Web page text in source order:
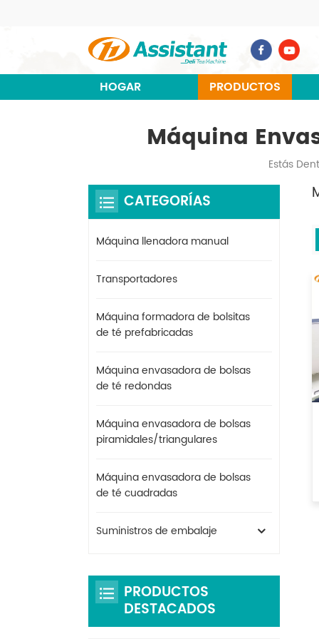
HOGAR PRODUCTOS
Máquina
Estás
CATEGORÍAS
Máquina llenadora manual
Transportadores
Máquina formadora de bolsitas
de té prefabricadas
Máquina envasadora de bolsas
de té redondas
Máquina envasadora de bolsas
piramidales/triangulares
Máquina envasadora de bolsas
de té cuadradas
Suministros de embalaje
PRODUCTOS
DESTACADOS